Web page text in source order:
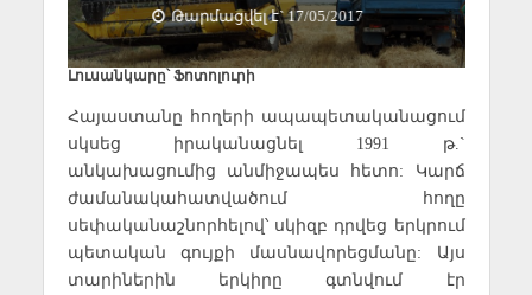
Թարմացվել է` 17/05/2017
Լուսանկարը՝ Ֆոտոլուրի
Հայաստանը հողերի ապապետականացում
սկսեց իրականացնել 1991 թ.`
անկախացումից անմիջապես հետո: Կարճ
ժամանակահատվածում հողը
սեփականաշնորհելով՝ սկիզբ դրվեց երկրում
պետական գույքի մասնավորեցմանը: Այս
տարիներին երկիրը գտնվում էր